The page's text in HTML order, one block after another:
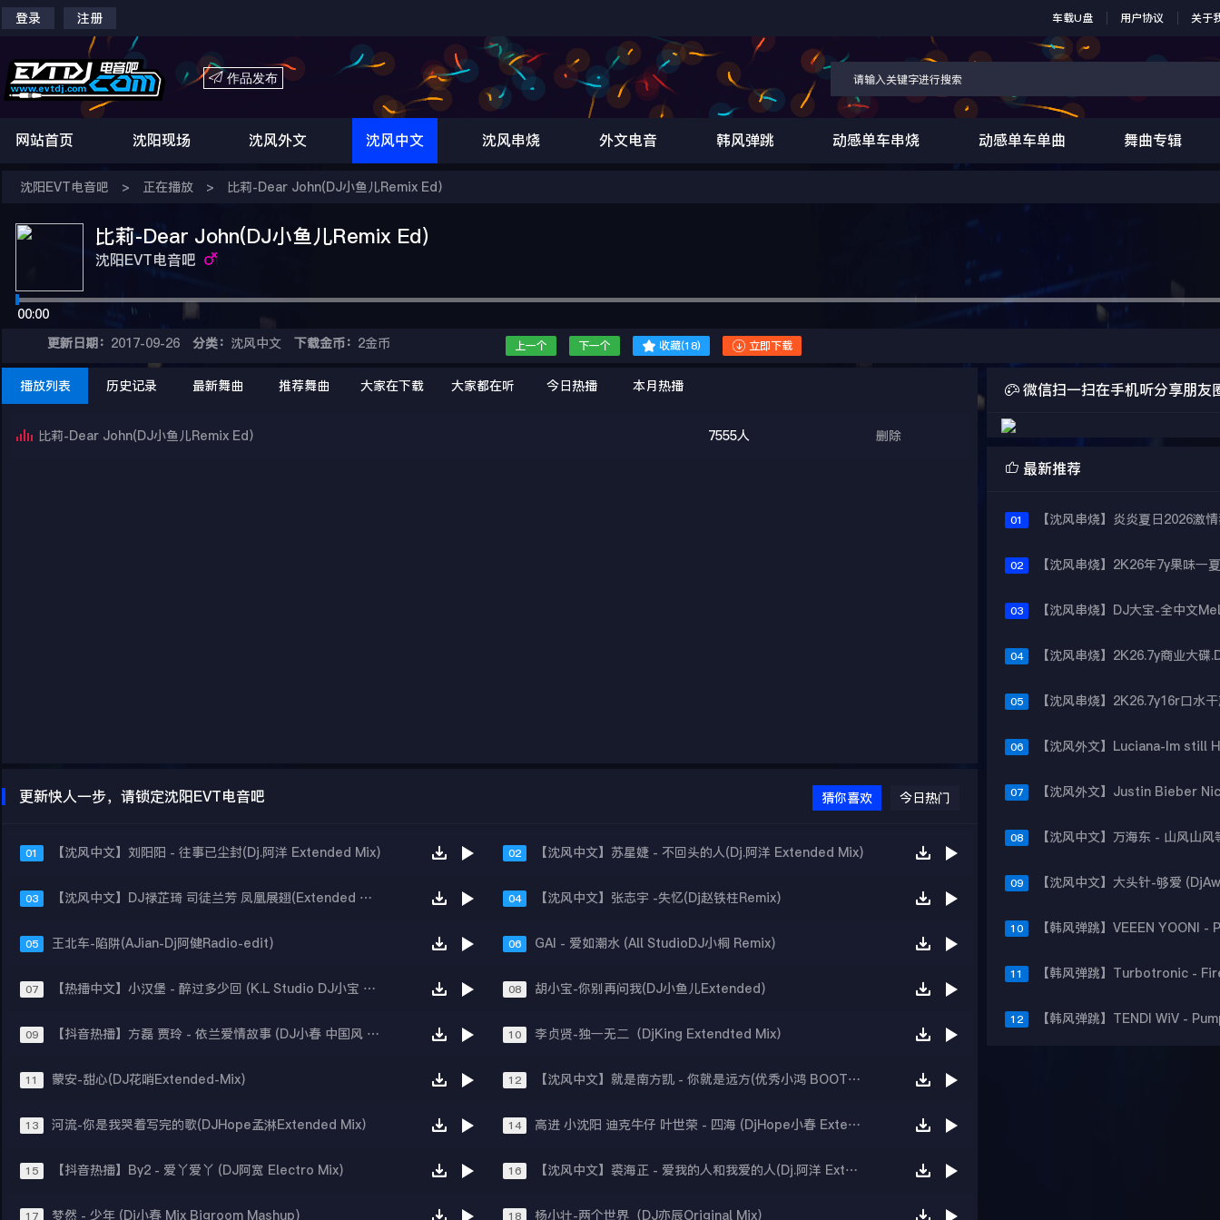
登录 注册 车载U盘 用户协议 关于
 作品发布
网站首页 沈阳现场 沈风外文 沈风中文 沈风串烧 外文电音 韩风弹跳 动感单车串烧 动感单车单曲 舞曲专辑
沈阳EVT电音吧 > 正在播放 > 比莉-Dear John(DJ小鱼儿Remix Ed）
比莉-Dear John(DJ小鱼儿Remix Ed）
沈阳EVT电音吧
00:00
更新日期： 2017-09-26 分类： 沈风中文 下载金币： 2金币 上一个 下一个  收藏(18)  立即下载
播放列表 历史记录 最新舞曲 推荐舞曲 大家在下载 大家都在听 今日热播 本月热播
比莉-Dear John(DJ小鱼儿Remix Ed） 7555人 删除
更新快人一步，请锁定沈阳EVT电音吧 猜你喜欢 今日热门
01 【沈风中文】刘阳阳 - 往事已尘封(Dj.阿洋 Extended Mix) 02 【沈风中文】苏星婕 - 不回头的人(Dj.阿洋 Extended Mix)
03 【沈风中文】DJ禄芷琦 司徒兰芳 凤凰展翅(Extended Mix) 04 【沈风中文】张志宇 -失忆(Dj赵铁柱Remix)
05 王北车-陷阱(AJian-Dj阿健Radio-edit) 06 GAI - 爱如潮水 (All StudioDJ小桐 Remix)
07 【热播中文】小汉堡 - 醉过多少回 (K.L Studio DJ小宝 2021 Mix) 08 胡小宝-你别再问我(DJ小鱼儿Extended)
09 【抖音热播】方磊 贾玲 - 依兰爱情故事 (DJ小春 中国风 Extended Mix) 10 李贞贤-独一无二（DjKing Extendted Mix）
11 蒙安-甜心(DJ花哨Extended-Mix) 12 【沈风中文】就是南方凯 - 你就是远方(优秀小鸿 BOOTLEG)
13 河流-你是我哭着写完的歌(DJHope孟淋Extended Mix） 14 高进 小沈阳 迪克牛仔 叶世荣 - 四海 (DjHope小春 Extended Mix)
15 【抖音热播】By2 - 爱丫爱丫 (DJ阿宽 Electro Mix) 16 【沈风中文】裘海正 - 爱我的人和我爱的人(Dj.阿洋 Extended Mix)
17 梦然 - 少年 (Dj小春 Mix Bigroom Mashup) 18 杨小壮-两个世界（DJ亦辰Original Mix）
微信扫一扫在手机听分享朋友
 最新推荐
01
02
03
04
05
06
07
08
09
10
11
12